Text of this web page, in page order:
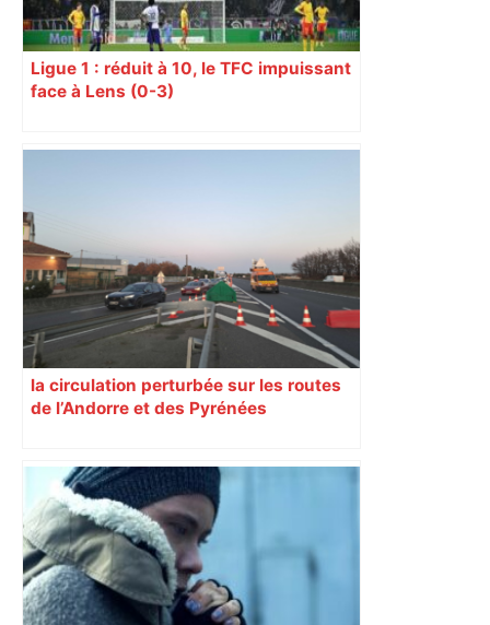
Ligue 1 : réduit à 10, le TFC impuissant
face à Lens (0-3)
la circulation perturbée sur les routes
de l’Andorre et des Pyrénées